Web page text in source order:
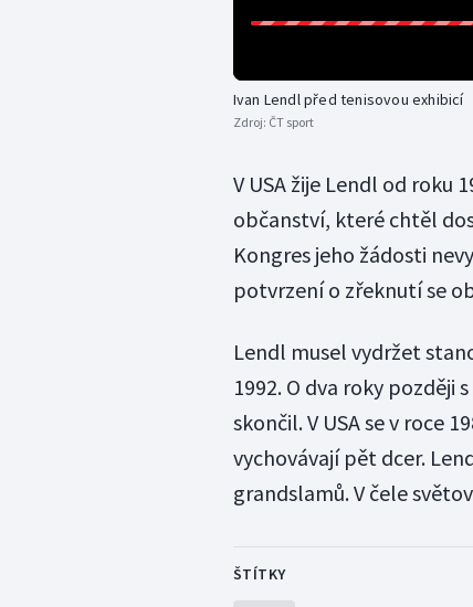
Ivan Lendl před tenisovou exhibicí
Zdroj: ČT sport
V USA žije Lendl od roku
občanství, které chtěl
Kongres jeho žádosti
potvrzení o zřeknutí se
Lendl musel vydržet
1992. O dva roky později
skončil. V USA se v roce
vychovávají pět dcer.
grandslamů. V čele
ŠTÍTKY